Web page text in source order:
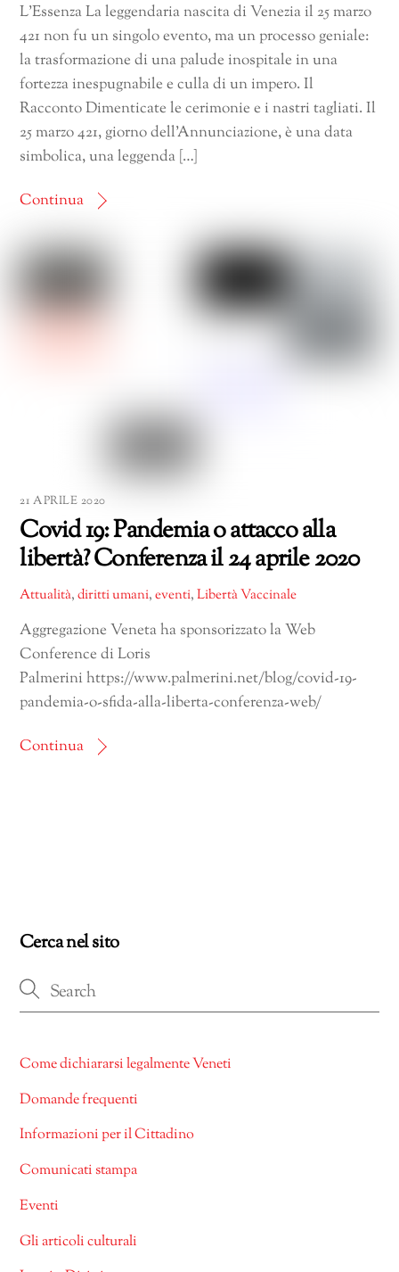
L’Essenza La leggendaria nascita di Venezia il 25 marzo
421 non fu un singolo evento, ma un processo geniale:
la trasformazione di una palude inospitale in una
fortezza inespugnabile e culla di un impero. Il
Racconto Dimenticate le cerimonie e i nastri tagliati. Il
25 marzo 421, giorno dell’Annunciazione, è una data
simbolica, una leggenda […]
Continua
21 APRILE 2020
Covid 19: Pandemia o attacco alla
libertà? Conferenza il 24 aprile 2020
Attualità,diritti umani,eventi,Libertà Vaccinale
Aggregazione Veneta ha sponsorizzato la Web
Conference di Loris
Palmerini https://www.palmerini.net/blog/covid-19-
pandemia-o-sfida-alla-liberta-conferenza-web/
Continua
Cerca nel sito
Come dichiararsi legalmente Veneti
Domande frequenti
Informazioni per il Cittadino
Comunicati stampa
Eventi
Gli articoli culturali